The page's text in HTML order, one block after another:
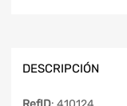
DESCRIPCIÓN